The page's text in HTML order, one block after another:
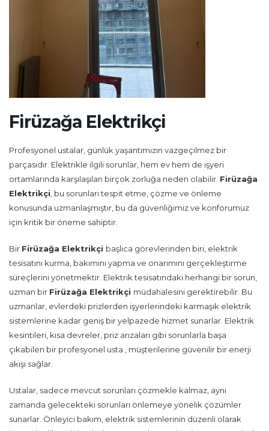
Firüzağa Elektrikçi
Profesyonel ustalar, günlük yaşantımızın vazgeçilmez bir
parçasıdır. Elektrikle ilgili sorunlar, hem ev hem de işyeri
ortamlarında karşılaşılan birçok zorluğa neden olabilir. Firüzağa
Elektrikçi , bu sorunları tespit etme, çözme ve önleme
konusunda uzmanlaşmıştır, bu da güvenliğimiz ve konforumuz
için kritik bir öneme sahiptir.
Bir Firüzağa Elektrikçi başlıca görevlerinden biri, elektrik
tesisatını kurma, bakımını yapma ve onarımını gerçekleştirme
süreçlerini yönetmektir. Elektrik tesisatındaki herhangi bir sorun,
uzman bir Firüzağa Elektrikçi müdahalesini gerektirebilir. Bu
uzmanlar, evlerdeki prizlerden işyerlerindeki karmaşık elektrik
sistemlerine kadar geniş bir yelpazede hizmet sunarlar. Elektrik
kesintileri, kısa devreler, priz arızaları gibi sorunlarla başa
çıkabilen bir profesyonel usta , müşterilerine güvenilir bir enerji
akışı sağlar.
Ustalar, sadece mevcut sorunları çözmekle kalmaz, aynı
zamanda gelecekteki sorunları önlemeye yönelik çözümler
sunarlar. Önleyici bakım, elektrik sistemlerinin düzenli olarak